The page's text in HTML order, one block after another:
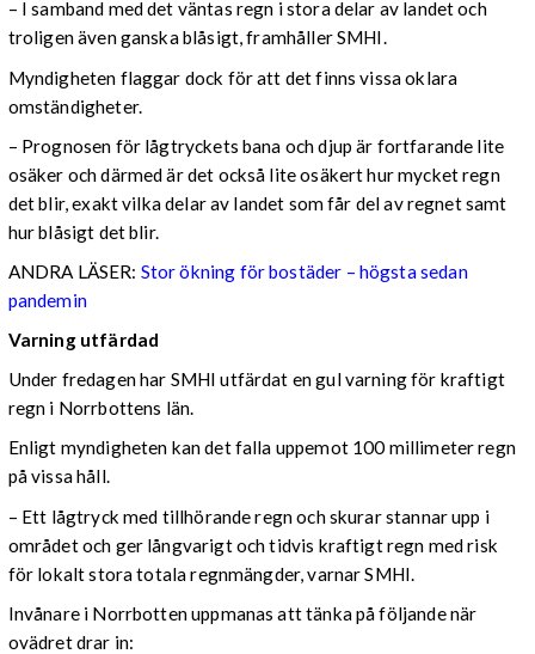
– I samband med det väntas regn i stora delar av landet och
troligen även ganska blåsigt, framhåller SMHI.
Myndigheten flaggar dock för att det finns vissa oklara
omständigheter.
– Prognosen för lågtryckets bana och djup är fortfarande lite
osäker och därmed är det också lite osäkert hur mycket regn
det blir, exakt vilka delar av landet som får del av regnet samt
hur blåsigt det blir.
ANDRA LÄSER: Stor ökning för bostäder – högsta sedan
pandemin
Varning utfärdad
Under fredagen har SMHI utfärdat en gul varning för kraftigt
regn i Norrbottens län.
Enligt myndigheten kan det falla uppemot 100 millimeter regn
på vissa håll.
– Ett lågtryck med tillhörande regn och skurar stannar upp i
området och ger långvarigt och tidvis kraftigt regn med risk
för lokalt stora totala regnmängder, varnar SMHI.
Invånare i Norrbotten uppmanas att tänka på följande när
ovädret drar in: